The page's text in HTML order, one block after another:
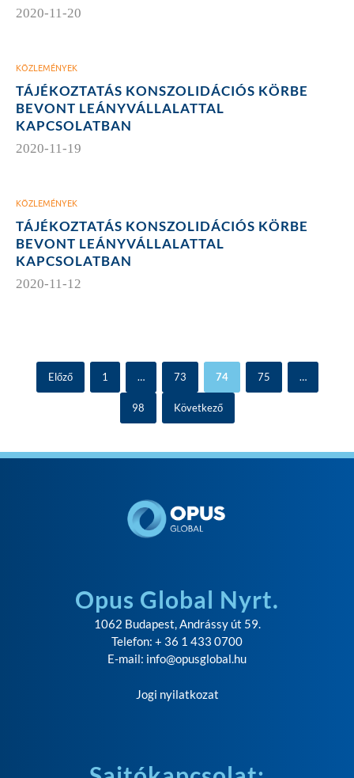
2020-11-20
KÖZLEMÉNYEK
TÁJÉKOZTATÁS KONSZOLIDÁCIÓS KÖRBE
BEVONT LEÁNYVÁLLALATTAL
KAPCSOLATBAN
2020-11-19
KÖZLEMÉNYEK
TÁJÉKOZTATÁS KONSZOLIDÁCIÓS KÖRBE
BEVONT LEÁNYVÁLLALATTAL
KAPCSOLATBAN
2020-11-12
Előző 1 … 73 74 75 …
98 Következő
Opus Global Nyrt.
1062 Budapest, Andrássy út 59.
Telefon: + 36 1 433 0700
E-mail: info@opusglobal.hu
Jogi nyilatkozat